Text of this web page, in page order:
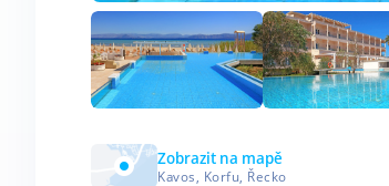
Zobrazit na mapě
Kavos, Korfu, Řecko